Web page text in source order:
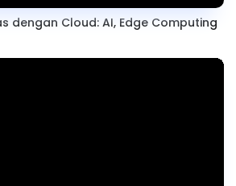
dengan Cloud: AI, Edge Computing